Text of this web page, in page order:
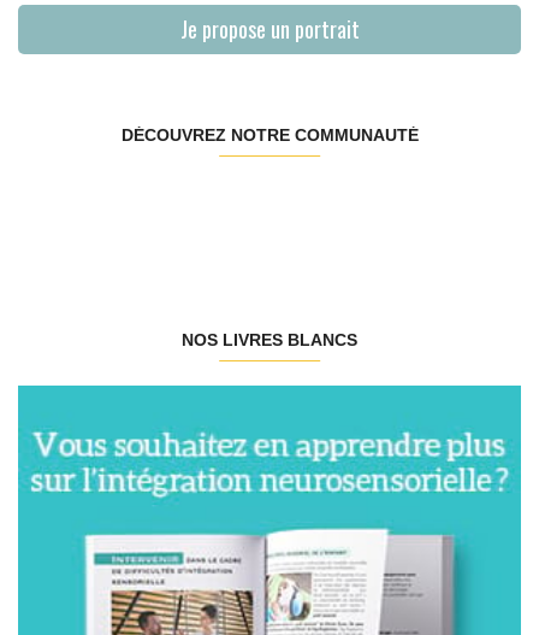
Je propose un portrait
DÉCOUVREZ NOTRE COMMUNAUTÉ
NOS LIVRES BLANCS